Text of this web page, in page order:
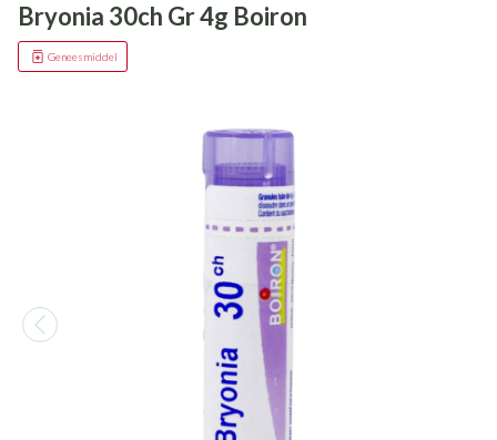
Bryonia 30ch Gr 4g Boiron
Geneesmiddel